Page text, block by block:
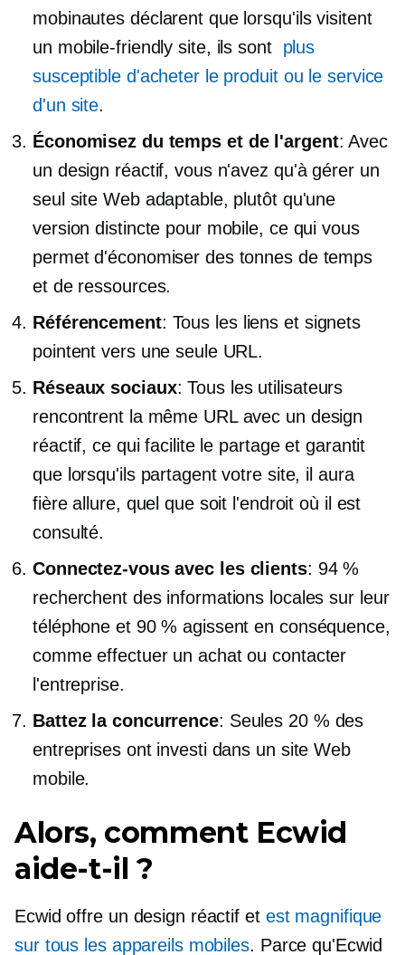
mobinautes déclarent que lorsqu'ils visitent
un mobile-friendly site, ils sont plus
susceptible d'acheter le produit ou le service
d'un site.
Économisez du temps et de l'argent: Avec
un design réactif, vous n'avez qu'à gérer un
seul site Web adaptable, plutôt qu'une
version distincte pour mobile, ce qui vous
permet d'économiser des tonnes de temps
et de ressources.
Référencement: Tous les liens et signets
pointent vers une seule URL.
Réseaux sociaux: Tous les utilisateurs
rencontrent la même URL avec un design
réactif, ce qui facilite le partage et garantit
que lorsqu'ils partagent votre site, il aura
fière allure, quel que soit l'endroit où il est
consulté.
Connectez-vous avec les clients: 94 %
recherchent des informations locales sur leur
téléphone et 90 % agissent en conséquence,
comme effectuer un achat ou contacter
l'entreprise.
Battez la concurrence: Seules 20 % des
entreprises ont investi dans un site Web
mobile.
Alors, comment Ecwid
aide-t-il ?
Ecwid offre un design réactif et est magnifique
sur tous les appareils mobiles. Parce qu'Ecwid